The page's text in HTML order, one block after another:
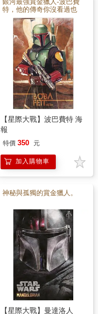
特，他的傳奇你沒看過也
一定知道。
【星際大戰】波巴費特 海
報
特價 350 元
加入購物車
神秘與孤獨的賞金獵人。
【星際大戰】曼達洛人